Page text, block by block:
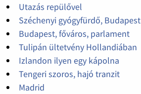
Utazás repülővel
Széchenyi gyógyfürdő, Budapest
Budapest, főváros, parlament
Tulipán ültetvény Hollandiában
Izlandon ilyen egy kápolna
Tengeri szoros, hajó tranzit
Madrid